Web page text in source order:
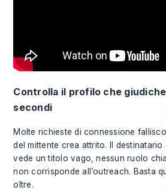
Controlla il profilo che
secondi
Molte richieste di connessione
del mittente crea attrito. Il
vede un titolo vago, nessun ruolo
non corrisponde all’outreach. Basta
oltre.